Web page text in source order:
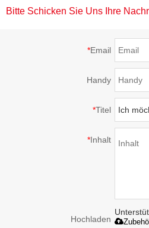
Bitte Schicken Sie Uns Ihre
*Email
Handy
*Titel
*Inhalt
Hochladen